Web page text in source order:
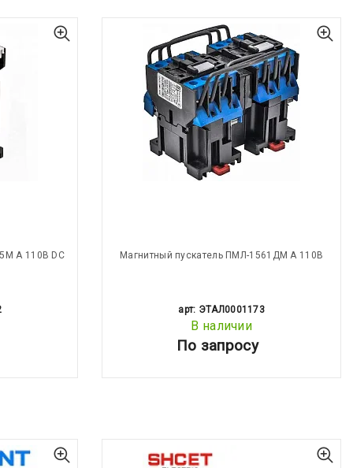
А 110В DC Магнитный пускатель ПМЛ-1561ДМ А 110В
арт: ЭТАЛ0001173
В наличии
По запросу